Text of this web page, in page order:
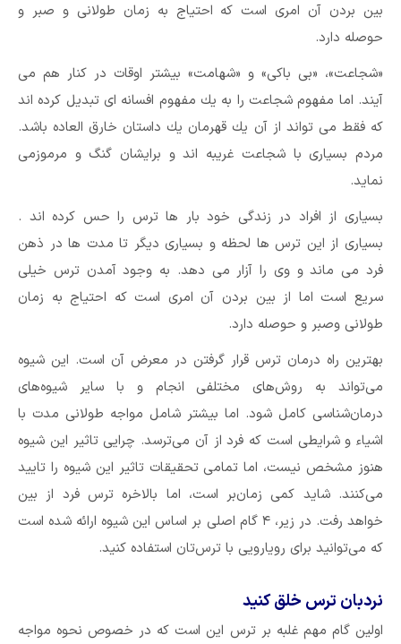
بین بردن آن امری است که احتیاج به زمان طولانی و صبر و
حوصله دارد.
«شجاعت»، «بی باكی» و «شهامت» بیشتر اوقات در كنار هم می
آیند. اما مفهوم شجاعت را به یك مفهوم افسانه ای تبدیل كرده اند
كه فقط می تواند از آن یك قهرمان یك داستان خارق العاده باشد.
مردم بسیاری با شجاعت غریبه اند و برایشان گنگ و مرموزمی
نماید.
بسیاری از افراد در زندگی خود بار ها ترس را حس کرده اند .
بسیاری از این ترس ها لحظه و بسیاری دیگر تا مدت ها در ذهن
فرد می ماند و وی را آزار می دهد. به وجود آمدن ترس خیلی
سریع است اما از بین بردن آن امری است که احتیاج به زمان
طولانی وصبر و حوصله دارد.
بهترین راه درمان ترس قرار گرفتن در معرض آن است. این شیوه
می‌تواند به روش‌های مختلفی انجام و با سایر شیوه‌های
درمان‌شناسی کامل شود. اما بیشتر شامل مواجه طولانی مدت با
اشیاء و شرایطی است که فرد از آن می‌ترسد. چرایی تاثیر این شیوه
هنوز مشخص نیست، اما تمامی تحقیقات تاثیر این شیوه را تایید
می‌کنند. شاید کمی زمان‌بر است، اما بالاخره ترس فرد از بین
خواهد رفت. در زیر، ۴ گام اصلی بر اساس این شیوه ارائه شده است
که می‌توانید برای رویارویی با ترس‌تان استفاده کنید.
نردبان ترس خلق کنید
اولین گام مهم غلبه بر ترس‌ این است که در خصوص نحوه مواجه